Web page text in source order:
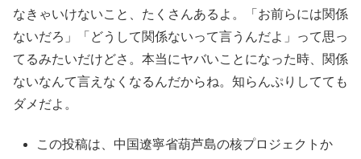
なきゃいけないこと、たくさんあるよ。「お前らには関係
ないだろ」「どうして関係ないって言うんだよ」って思っ
てるみたいだけどさ。本当にヤバいことになった時、関係
ないなんて言えなくなるんだからね。知らんぷりしてても
ダメだよ。
この投稿は、中国遼寧省葫芦島の核プロジェクトか